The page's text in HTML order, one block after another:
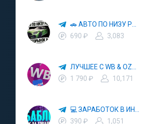
690 ₽
3,083
1 790 ₽
10,171
390 ₽
1,051